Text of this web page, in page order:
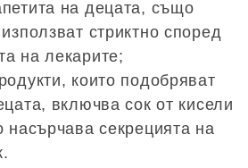
на децата, също
стриктно според
на лекарите;
които подобряват
включва сок от кисели
насърчава секрецията на